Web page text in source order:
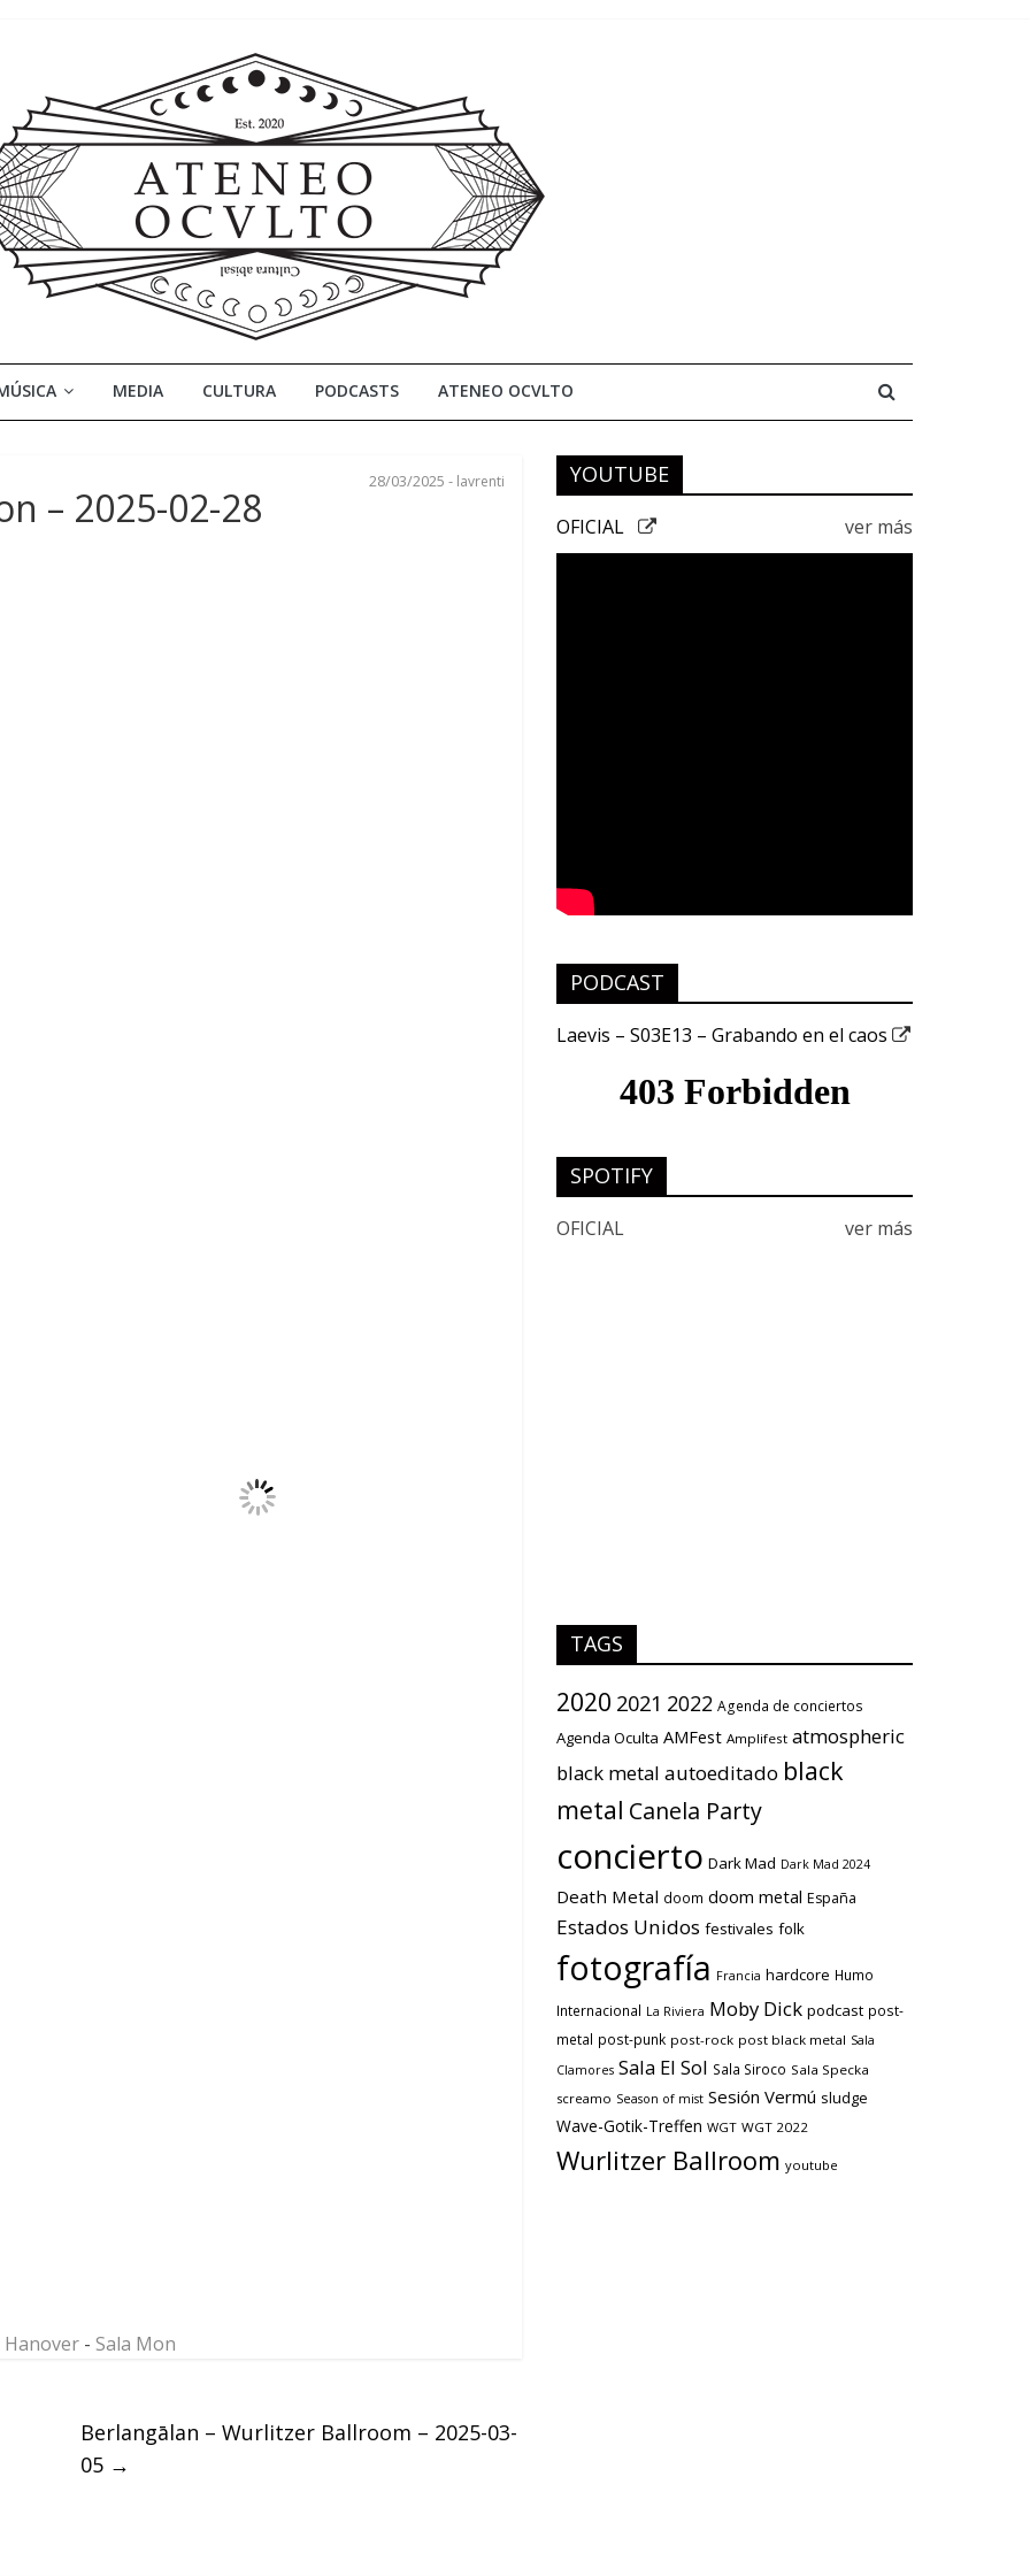
MEDIA CULTURA PODCASTS ATENEO OCVLTO
28/03/2025 - lavrenti
– 2025-02-28
- Sala Mon
Berlangālan – Wurlitzer Ballroom – 2025-03-
05 →
YOUTUBE
ver más
OFICIAL
PODCAST
Laevis – S03E13 – Grabando en el caos
SPOTIFY
ver más
OFICIAL
TAGS
2020 2021 2022 Agenda de conciertos
Agenda Oculta AMFest Amplifest atmospheric
black metal autoeditado black
metal Canela Party
concierto Dark Mad Dark Mad 2024
Death Metal doom doom metal España
Estados Unidos festivales folk
fotografía Francia hardcore Humo
Internacional La Riviera Moby Dick podcast post-
metal post-punk post-rock post black metal Sala
Clamores Sala El Sol Sala Siroco Sala Specka
screamo Season of mist Sesión Vermú sludge
Wave-Gotik-Treffen WGT WGT 2022
Wurlitzer Ballroom youtube